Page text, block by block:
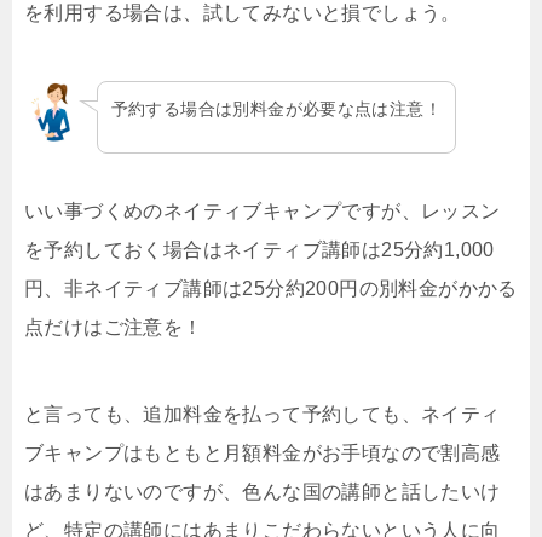
を利用する場合は、試してみないと損でしょう。
予約する場合は別料金が必要な点は注意！
いい事づくめのネイティブキャンプですが、レッスン
を予約しておく場合はネイティブ講師は25分約1,000
円、非ネイティブ講師は25分約200円の別料金がかかる
点だけはご注意を！
と言っても、追加料金を払って予約しても、ネイティ
ブキャンプはもともと月額料金がお手頃なので割高感
はあまりないのですが、色んな国の講師と話したいけ
ど、特定の講師にはあまりこだわらないという人に向